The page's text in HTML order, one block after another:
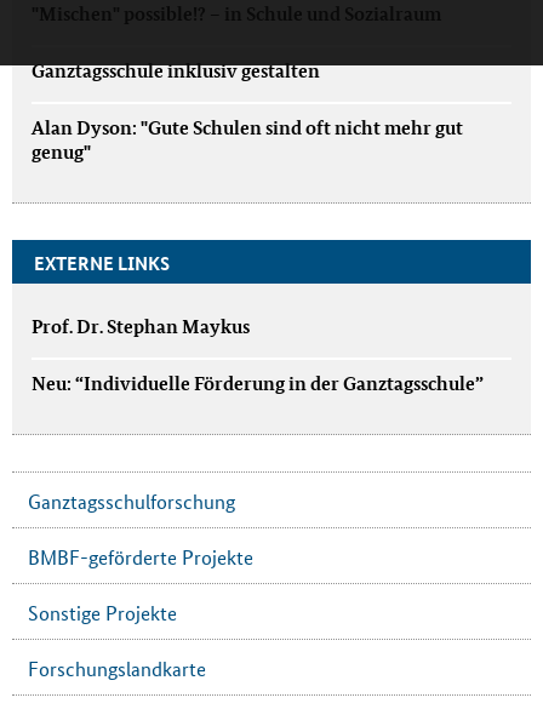
"Mischen" possible!? – in Schule und Sozialraum
Ganztagsschule inklusiv gestalten
Alan Dyson: "Gute Schulen sind oft nicht mehr gut
genug"
EXTERNE LINKS
Prof. Dr. Stephan Maykus
Neu: “Individuelle Förderung in der Ganztagsschule”
Ganztagsschulforschung
BMBF-geförderte Projekte
Sonstige Projekte
Forschungslandkarte